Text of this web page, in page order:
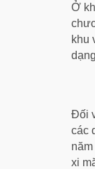
Ở
khu
Đối
các
xi